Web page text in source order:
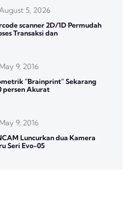
5, 2026
scanner 2D/1D Permudah
Transaksi dan
May 9, 2016
“Brainprint” Sekarang
persen Akurat
May 9, 2016
Luncurkan dua Kamera
Seri Evo-05